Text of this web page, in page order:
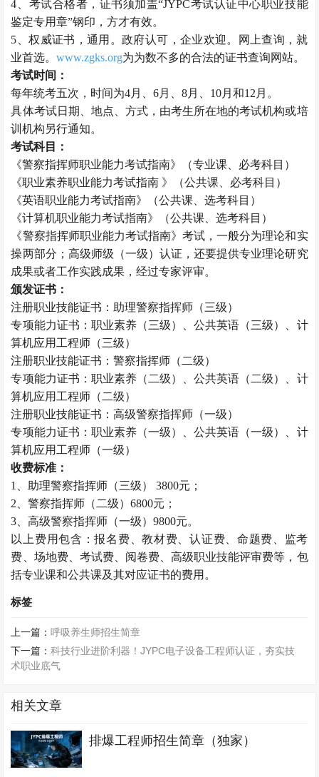
4、考试合格者，证书须加盖“JYPC考试认证中心职业技能
鉴定专用章”钢印，方才有效。
5、权威证书，通用。政府认可，企业欢迎。网上查询，就
业首选。www.zgks.org为为数不多的合法的证书查询网站。
考试时间：
每年统考五次，时间为4月、6月、8月、10月和12月。
具体考试日期、地点、方式，由考生所在地的考试机构或培
训机构另行通知。
考试科目：
《警察指挥师职业能力考试指南》（专业课、必考科目）
《职业素养职业能力考试指南 》（公共课、必考科目）
《英语职业能力考试指南》（公共课、选考科目）
《计算机职业能力考试指南》（公共课、选考科目）
《警察指挥师职业能力考试指南》考试，一般分为理论和实
操两部分；高级师级（一级）认证，还要提供专业理论研究
成果或者工作实践成果，经过专家评审。
颁发证书：
注册职业技能证书：助理警察指挥师（三级）
专项能力证书：职业素养（三级）、公共英语（三级）、计
算机应用工程师（三级）
注册职业技能证书：警察指挥师（二级）
专项能力证书：职业素养（二级）、公共英语（二级）、计
算机应用工程师（二级）
注册职业技能证书：高级警察指挥师（一级）
专项能力证书：职业素养（一级）、公共英语（一级）、计
算机应用工程师（一级）
收费标准：
1、助理警察指挥师（三级） 3800元；
2、警察指挥师（二级）6800元；
3、高级警察指挥师（一级）9800元。
以上费用包含：报名费、教材费、认证费、命题费、监考
费、场地费、考试费、阅卷费、高级职业技能评审费等，包
括专业课和公共课及其对应证书的费用。
标签
上一篇：呼吸养生师招生简章
下一篇：科技行业进阶利器！JYPC电子设备工程师认证，夯实技
术职业底气
相关文章
排爆工程师招生简章（独家）